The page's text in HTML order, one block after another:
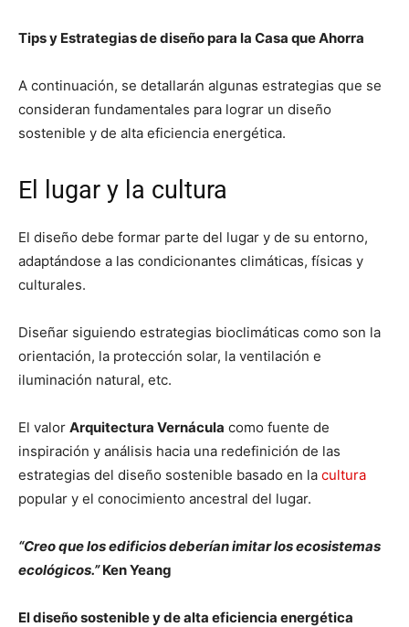
Tips y Estrategias de diseño para la Casa que Ahorra
A continuación, se detallarán algunas estrategias que se
consideran fundamentales para lograr un diseño
sostenible y de alta eficiencia energética.
El lugar y la cultura
El diseño debe formar parte del lugar y de su entorno,
adaptándose a las condicionantes climáticas, físicas y
culturales.
Diseñar siguiendo estrategias bioclimáticas como son la
orientación, la protección solar, la ventilación e
iluminación natural, etc.
El valor Arquitectura Vernácula como fuente de
inspiración y análisis hacia una redefinición de las
estrategias del diseño sostenible basado en la cultura
popular y el conocimiento ancestral del lugar.
“Creo que los edificios deberían imitar los ecosistemas
ecológicos.”Ken Yeang
El diseño sostenible y de alta eficiencia energética